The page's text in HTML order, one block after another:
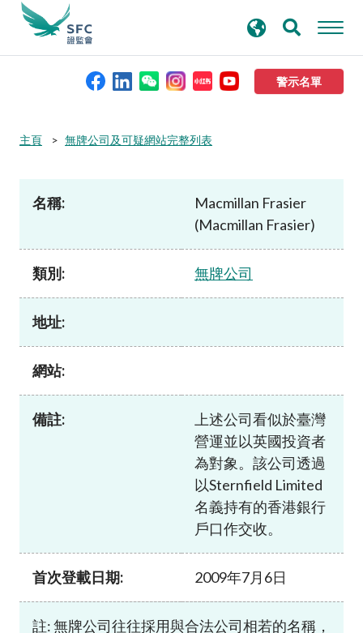
警示名單
本會簡介
資料庫
新聞稿及公布
加入本會
尋
主頁 無牌公司及可疑網站完整列表
名稱:
Macmillan Frasier
(Macmillan Frasier)
類別: 無牌公司
地址:
網站:
備註:
上述公司看似於臺灣
營運並以英國投資者
為對象。該公司透過
以Sternfield Limited
名義持有的香港銀行
戶口作交收。
首次登載日期: 2009年7月6日
註: 無牌公司往往採用與合法公司相若的名稱，